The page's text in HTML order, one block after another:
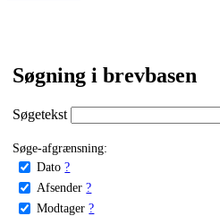
Søgning i brevbasen
Søgetekst
Søge-afgrænsning:
Dato ?
Afsender ?
Modtager ?